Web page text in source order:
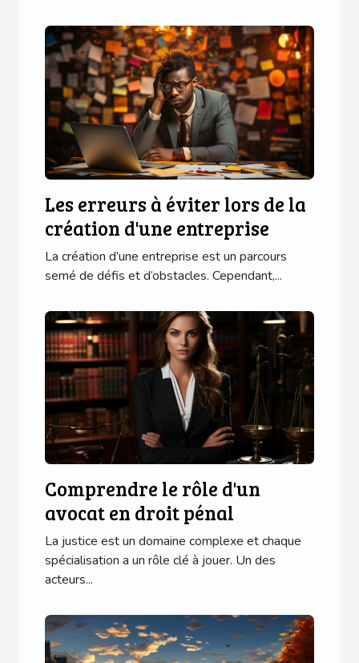
Les erreurs à éviter lors de la
création d'une entreprise
La création d’une entreprise est un parcours
semé de défis et d’obstacles. Cependant,...
Comprendre le rôle d'un
avocat en droit pénal
La justice est un domaine complexe et chaque
spécialisation a un rôle clé à jouer. Un des
acteurs...